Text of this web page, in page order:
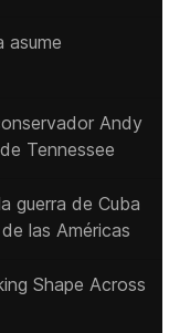
asume
Andy
Tennessee
guerra de Cuba
las Américas
Shape Across